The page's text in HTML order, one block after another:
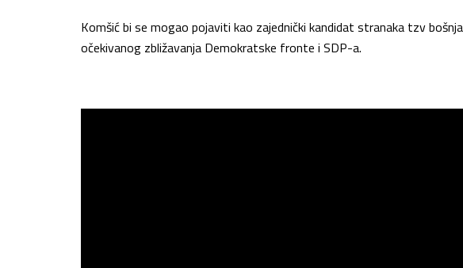
Komšić bi se mogao pojaviti kao zajednički kandidat stranaka tzv
očekivanog zbližavanja Demokratske fronte i SDP-a.